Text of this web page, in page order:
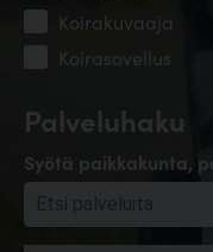
Palveluhaku
Syötä paikkakunta,
Koirakuvaaja
Koirasovellus